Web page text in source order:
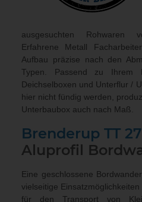
ausgesuchten Rohwaren
Erfahrene Metall
Aufbau präzise nach den
Typen. Passend zu Ihrem
Deichselboxen und Unterflur /
hier nicht fündig werden,
Unterbaubox auch nach Maß
Brenderup TT
Aluprofil
Eine geschlossene
vielseitige
für den Transport von